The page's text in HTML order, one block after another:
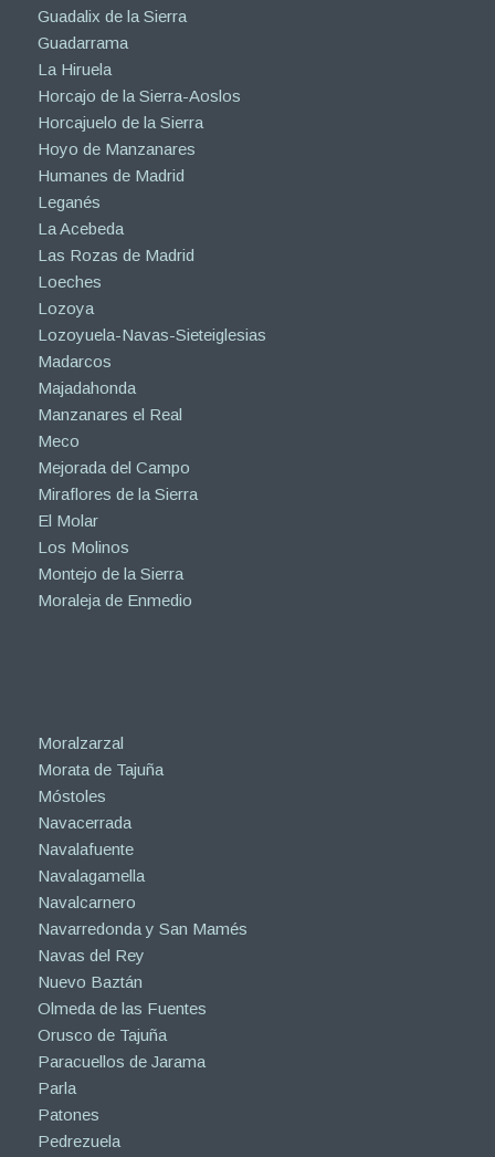
Guadalix de la Sierra
Guadarrama
La Hiruela
Horcajo de la Sierra-Aoslos
Horcajuelo de la Sierra
Hoyo de Manzanares
Humanes de Madrid
Leganés
La Acebeda
Las Rozas de Madrid
Loeches
Lozoya
Lozoyuela-Navas-Sieteiglesias
Madarcos
Majadahonda
Manzanares el Real
Meco
Mejorada del Campo
Miraflores de la Sierra
El Molar
Los Molinos
Montejo de la Sierra
Moraleja de Enmedio
Moralzarzal
Morata de Tajuña
Móstoles
Navacerrada
Navalafuente
Navalagamella
Navalcarnero
Navarredonda y San Mamés
Navas del Rey
Nuevo Baztán
Olmeda de las Fuentes
Orusco de Tajuña
Paracuellos de Jarama
Parla
Patones
Pedrezuela